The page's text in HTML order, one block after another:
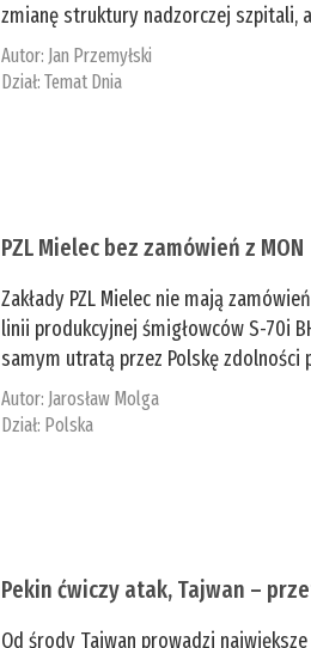
zmianę struktury nadzorczej szpitali,
Autor: Jan Przemyłski
Dział:Temat Dnia
PZL Mielec bez zamówień z MON
Zakłady PZL Mielec nie mają
linii produkcyjnej śmigłowców S-70i
samym utratą przez Polskę zdolności
Autor: Jarosław Molga
Dział: Polska
Pekin ćwiczy atak, Tajwan –
Od środy Tajwan prowadzi